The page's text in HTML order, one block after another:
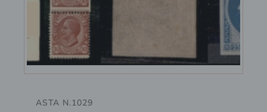
ASTA N.1029